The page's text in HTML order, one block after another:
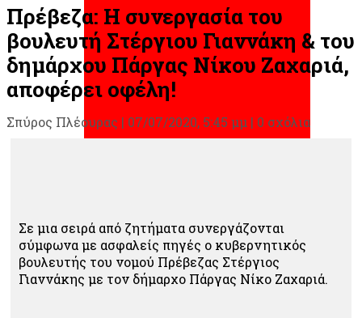
Πρέβεζα: Η συνεργασία του
βουλευτή Στέργιου Γιαννάκη & του
δημάρχου Πάργας Νίκου Ζαχαριά,
αποφέρει οφέλη!
Σπύρος Πλέουρας | 07/07/2020, 5:45 μμ | 0 σχόλια
Σε μια σειρά από ζητήματα συνεργάζονται
σύμφωνα με ασφαλείς πηγές ο κυβερνητικός
βουλευτής του νομού Πρέβεζας Στέργιος
Γιαννάκης με τον δήμαρχο Πάργας Νίκο Ζαχαριά.